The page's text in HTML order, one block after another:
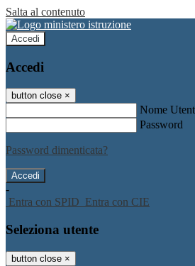
Salta al contenuto
Accedi
Accedi
button close ×
Nome
Password
Password dimenticata?
-
Entra con SPID Entra con CIE
Seleziona utente
button close ×